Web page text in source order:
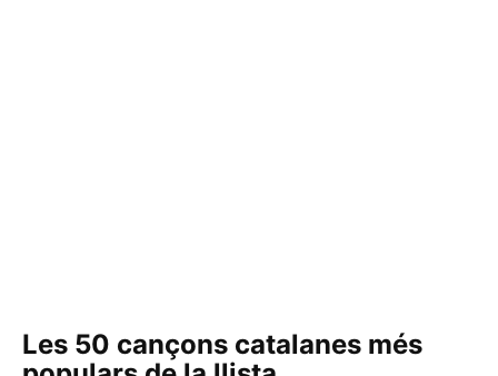
Les 50 cançons catalanes més